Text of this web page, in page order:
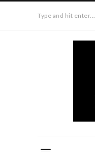
Type and hit enter...